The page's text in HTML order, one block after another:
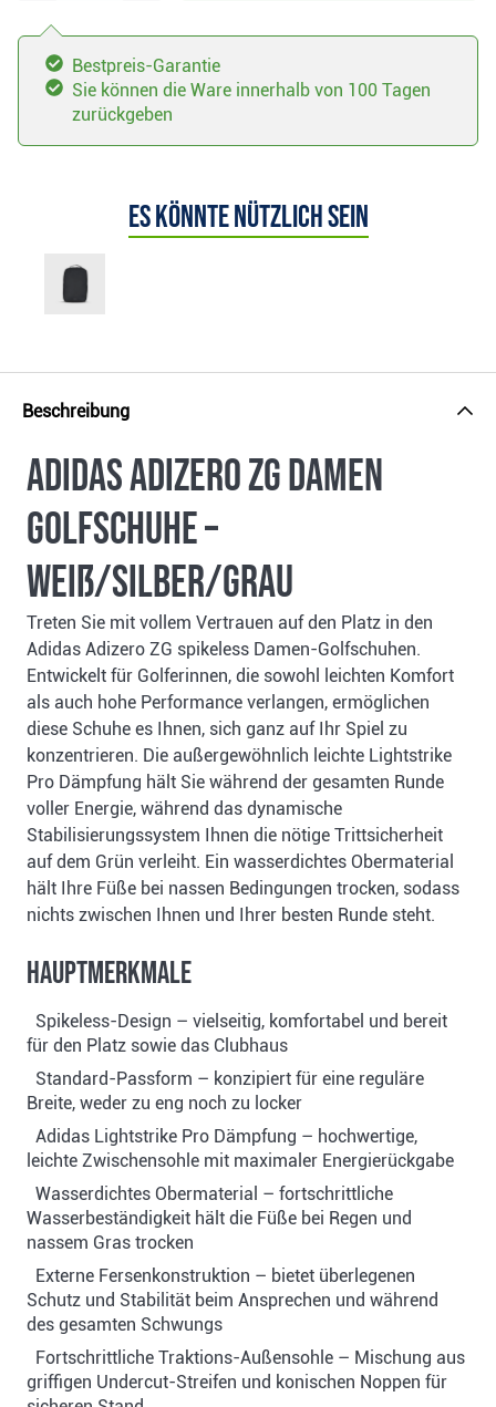
Bestpreis-Garantie
Sie können die Ware innerhalb von 100 Tagen
zurückgeben
Es könnte nützlich sein
Beschreibung
Adidas Adizero ZG Damen
Golfschuhe –
Weiß/Silber/Grau
Treten Sie mit vollem Vertrauen auf den Platz in den
Adidas Adizero ZG spikeless Damen-Golfschuhen.
Entwickelt für Golferinnen, die sowohl leichten Komfort
als auch hohe Performance verlangen, ermöglichen
diese Schuhe es Ihnen, sich ganz auf Ihr Spiel zu
konzentrieren. Die außergewöhnlich leichte Lightstrike
Pro Dämpfung hält Sie während der gesamten Runde
voller Energie, während das dynamische
Stabilisierungssystem Ihnen die nötige Trittsicherheit
auf dem Grün verleiht. Ein wasserdichtes Obermaterial
hält Ihre Füße bei nassen Bedingungen trocken, sodass
nichts zwischen Ihnen und Ihrer besten Runde steht.
Hauptmerkmale
Spikeless-Design – vielseitig, komfortabel und bereit
für den Platz sowie das Clubhaus
Standard-Passform – konzipiert für eine reguläre
Breite, weder zu eng noch zu locker
Adidas Lightstrike Pro Dämpfung – hochwertige,
leichte Zwischensohle mit maximaler Energierückgabe
Wasserdichtes Obermaterial – fortschrittliche
Wasserbeständigkeit hält die Füße bei Regen und
nassem Gras trocken
Externe Fersenkonstruktion – bietet überlegenen
Schutz und Stabilität beim Ansprechen und während
des gesamten Schwungs
Fortschrittliche Traktions-Außensohle – Mischung aus
griffigen Undercut-Streifen und konischen Noppen für